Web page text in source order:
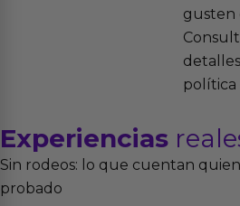
gusten
política
Experiencias
Sin rodeos: lo que cuentan
probado